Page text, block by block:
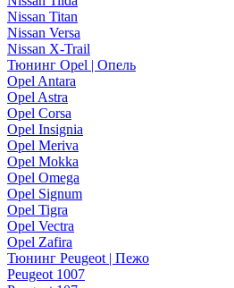
Nissan Titan
Nissan Versa
Nissan X-Trail
Тюнинг Opel | Опель
Opel Antara
Opel Astra
Opel Corsa
Opel Insignia
Opel Meriva
Opel Mokka
Opel Omega
Opel Signum
Opel Tigra
Opel Vectra
Opel Zafira
Тюнинг Peugeot | Пежо
Peugeot 1007